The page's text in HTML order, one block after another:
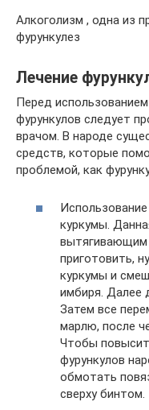
Алкоголизм , одна из
фурункулез
Лечение
Перед
фурункулов следует
врачом. В народе
средств, которые
проблемой, как
куркумы.
вытягивающим
приготовить,
куркумы и
имбиря. Далее
Затем все
марлю, после
Чтобы
фурункулов
обмотать
сверху бинтом.